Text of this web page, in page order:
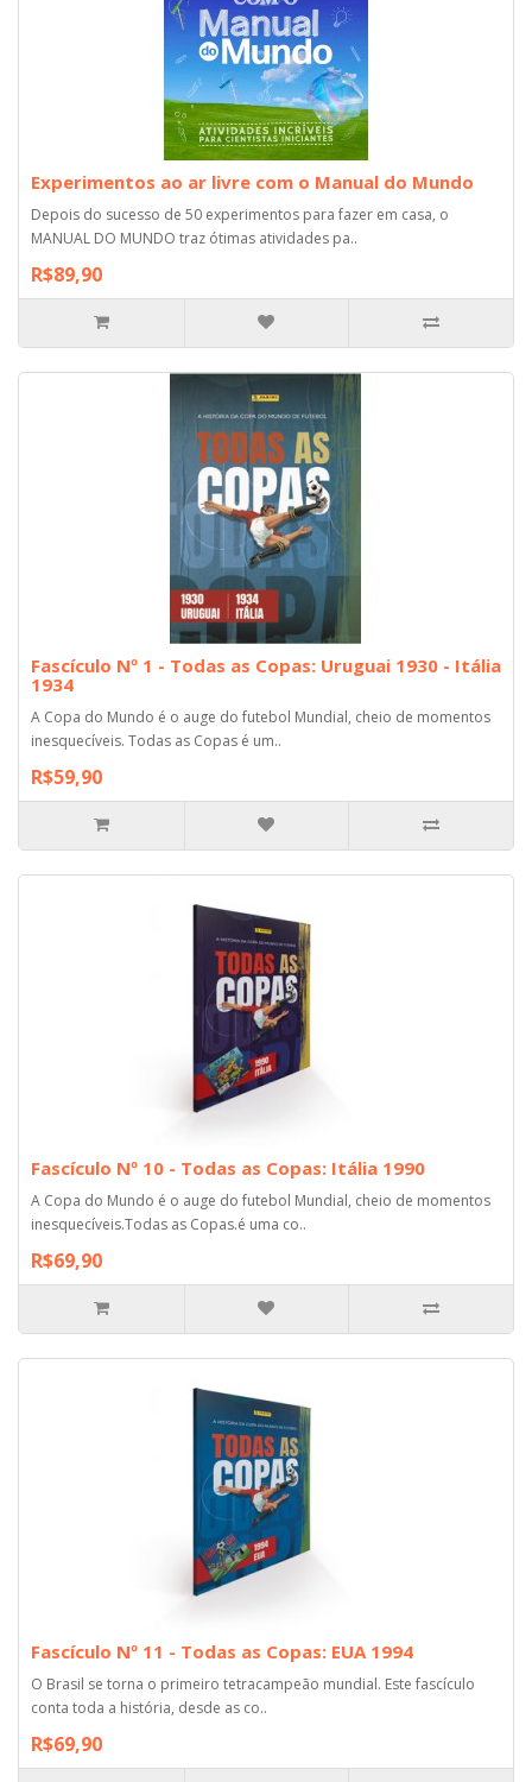
Experimentos ao ar livre com o Manual do Mundo
Depois do sucesso de 50 experimentos para fazer em casa, o
MANUAL DO MUNDO traz ótimas atividades pa..
R$89,90
Fascículo Nº 1 - Todas as Copas: Uruguai 1930 - Itália
1934
A Copa do Mundo é o auge do futebol Mundial, cheio de momentos
inesquecíveis. Todas as Copas é um..
R$59,90
Fascículo Nº 10 - Todas as Copas: Itália 1990
A Copa do Mundo é o auge do futebol Mundial, cheio de momentos
inesquecíveis.Todas as Copas.é uma co..
R$69,90
Fascículo Nº 11 - Todas as Copas: EUA 1994
O Brasil se torna o primeiro tetracampeão mundial. Este fascículo
conta toda a história, desde as co..
R$69,90